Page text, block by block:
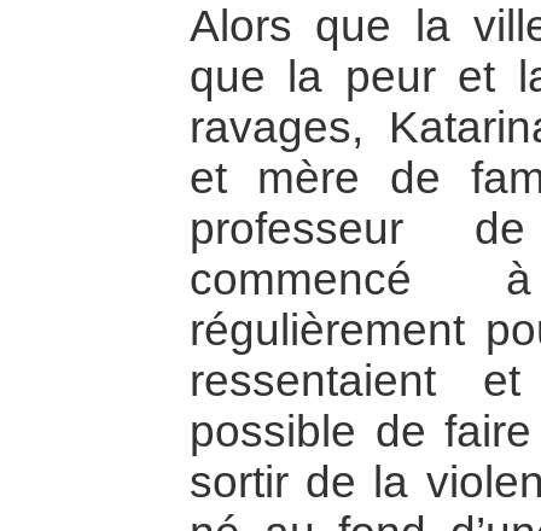
Alors que la
que la peur et
ravages,
et mère de
professeur
commencé
régulièrement
ressentaient
possible de
sortir de la